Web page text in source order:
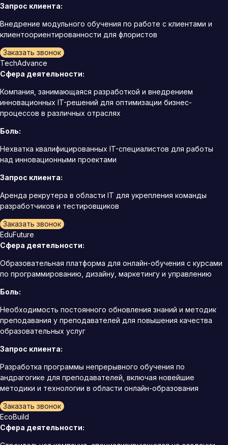
Запрос клиента:
Внедрение модульного обучения по работе с клиентами и
клиентоориентированности для флористов
Заказать звонок
TechAdvance
Сфера деятельности:
Компания, занимающаяся разработкой и внедрением
инновационных IT-решений для оптимизации бизнес-
процессов в различных отраслях
Боль:
Нехватка квалифицированных IT-специалистов для работы
над инновационными проектами
Запрос клиента:
Аренда рекрутера в области IT для укрепления команды
разработчиков и тестировщиков
Заказать звонок
EduFuture
Сфера деятельности:
Образовательная платформа для онлайн-обучения с курсами
по программированию, дизайну, маркетингу и управлению
Боль:
Необходимость постоянного обновления знаний и методик
преподавания у преподавателей для повышения качества
образовательных услуг
Запрос клиента:
Разработка программы непрерывного обучения по
андрагогике для преподавателей, включая новейшие
методики и технологии в области онлайн-образования
Заказать звонок
EcoBuild
Сфера деятельности: